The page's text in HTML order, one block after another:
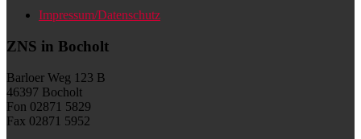
Impressum/Datenschutz
ZNS in Bocholt
Barloer Weg 123 B
46397 Bocholt
Fon 02871 5829
Fax 02871 5952